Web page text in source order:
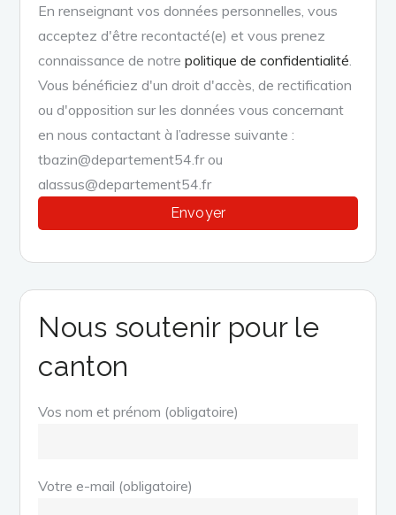
En renseignant vos données personnelles, vous
acceptez d'être recontacté(e) et vous prenez
connaissance de notrepolitique de confidentialité
Vous bénéficiez d'un droit d'accès, de rectification
ou d'opposition sur les données vous concernant
en nous contactant à l’adresse suivante :
tbazin@departement54.fr ou
alassus@departement54.fr
Nous soutenir pour le
canton
Vos nom et prénom (obligatoire)
Votre e-mail (obligatoire)